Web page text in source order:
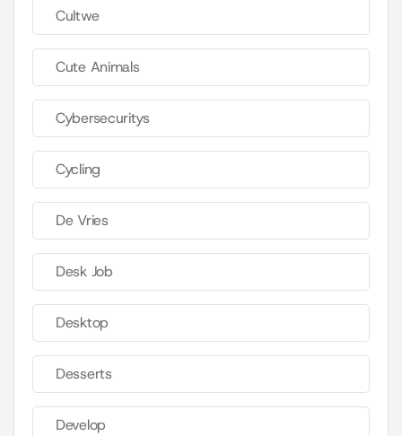
Cultwe
Cute Animals
Cybersecuritys
Cycling
De Vries
Desk Job
Desktop
Desserts
Develop